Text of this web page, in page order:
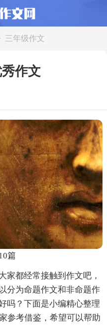
三年级作文
作文
篇
家都经常接触到作文吧，
分为命题作文和非命题作
吗？下面是小编精心整理
参考借鉴，希望可以帮助